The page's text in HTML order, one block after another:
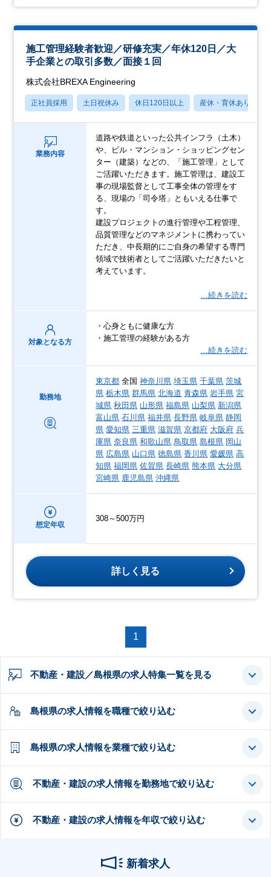
施工管理経験者歓迎／研修充実／年休120日／大
手企業との取引多数／面接１回
株式会社BREXA Engineering
正社員採用 土日祝休み 休日120日以上 産休・育休あり
業務内容
道路や鉄道といった公共インフラ（土木）
や、ビル・マンション・ショッピングセン
ター（建築）などの、「施工管理」として
ご活躍いただきます。施工管理は、建設工
事の現場監督として工事全体の管理をす
る、現場の「司令塔」ともいえる仕事で
す。
建設プロジェクトの進行管理や工程管理、
品質管理などのマネジメントに携わってい
ただき、中長期的にご自身の希望する専門
領域で技術者としてご活躍いただきたいと
考えています。
…続きを読む
対象となる方
・心身ともに健康な方
・施工管理の経験がある方
…続きを読む
勤務地
東京都 全国神奈川県 埼玉県 千葉県 茨城
県 栃木県 群馬県 北海道 青森県 岩手県 宮
城県 秋田県 山形県 福島県 山梨県 新潟県
富山県 石川県 福井県 長野県 岐阜県 静岡
県 愛知県 三重県 滋賀県 京都府 大阪府 兵
庫県 奈良県 和歌山県 鳥取県 島根県 岡山
県 広島県 山口県 徳島県 香川県 愛媛県 高
知県 福岡県 佐賀県 長崎県 熊本県 大分県
宮崎県 鹿児島県 沖縄県
想定年収
308～500万円
詳しく見る
1
不動産・建設／島根県の求人特集一覧を見る
島根県の求人情報を職種で絞り込む
島根県の求人情報を業種で絞り込む
不動産・建設の求人情報を勤務地で絞り込む
不動産・建設の求人情報を年収で絞り込む
新着求人